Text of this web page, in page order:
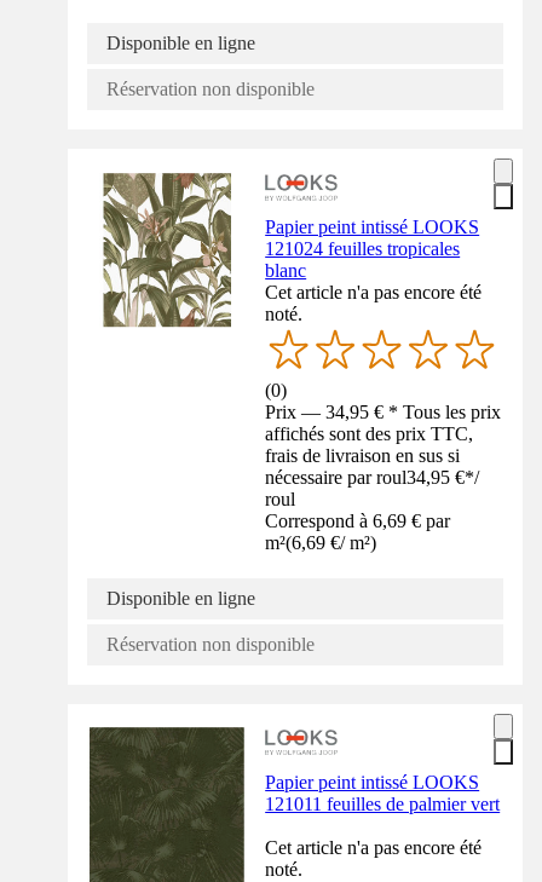
Disponible en ligne
Réservation non disponible
Papier peint intissé LOOKS
121024 feuilles tropicales
blanc
Cet article n'a pas encore été
noté.
(0)
Prix — 34,95 € * Tous les prix
affichés sont des prix TTC,
frais de livraison en sus si
nécessaire par roul34,95 €*/
roul
Correspond à 6,69 € par
m²(6,69 €/ m²)
Disponible en ligne
Réservation non disponible
Papier peint intissé LOOKS
121011 feuilles de palmier vert
Cet article n'a pas encore été
noté.